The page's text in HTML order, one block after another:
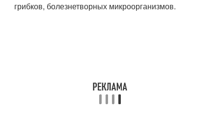
грибков, болезнетворных микроорганизмов.